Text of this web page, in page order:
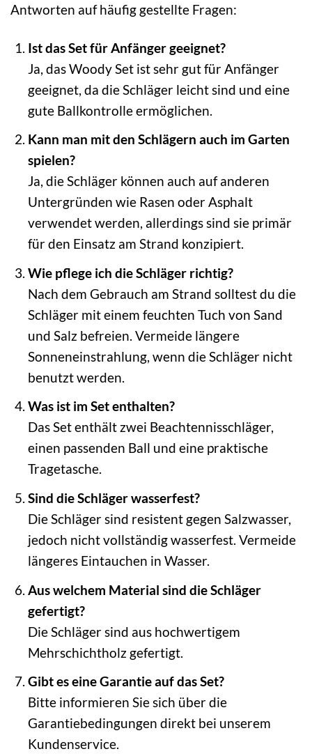
Antworten auf häufig gestellte Fragen:
Ist das Set für Anfänger geeignet?
Ja, das Woody Set ist sehr gut für Anfänger
geeignet, da die Schläger leicht sind und eine
gute Ballkontrolle ermöglichen.
Kann man mit den Schlägern auch im Garten
spielen?
Ja, die Schläger können auch auf anderen
Untergründen wie Rasen oder Asphalt
verwendet werden, allerdings sind sie primär
für den Einsatz am Strand konzipiert.
Wie pflege ich die Schläger richtig?
Nach dem Gebrauch am Strand solltest du die
Schläger mit einem feuchten Tuch von Sand
und Salz befreien. Vermeide längere
Sonneneinstrahlung, wenn die Schläger nicht
benutzt werden.
Was ist im Set enthalten?
Das Set enthält zwei Beachtennisschläger,
einen passenden Ball und eine praktische
Tragetasche.
Sind die Schläger wasserfest?
Die Schläger sind resistent gegen Salzwasser,
jedoch nicht vollständig wasserfest. Vermeide
längeres Eintauchen in Wasser.
Aus welchem Material sind die Schläger
gefertigt?
Die Schläger sind aus hochwertigem
Mehrschichtholz gefertigt.
Gibt es eine Garantie auf das Set?
Bitte informieren Sie sich über die
Garantiebedingungen direkt bei unserem
Kundenservice.